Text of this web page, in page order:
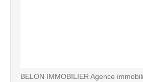
BELON IMMOBILIER Agence